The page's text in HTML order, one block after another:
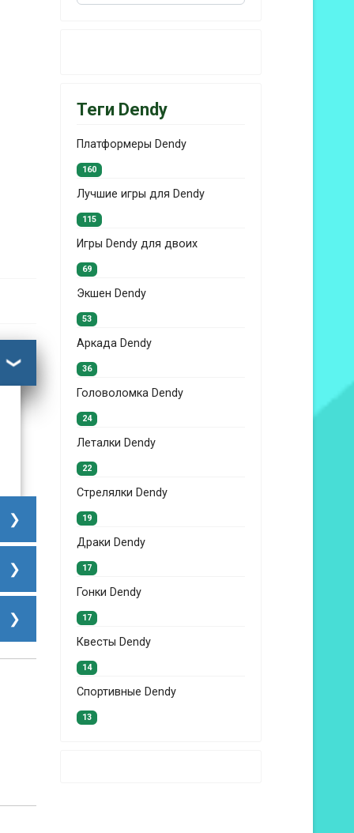
Теги Dendy
Платформеры Dendy
160
Лучшие игры для Dendy
115
Игры Dendy для двоих
69
Экшен Dendy
53
Аркада Dendy
36
Головоломка Dendy
24
Леталки Dendy
22
Стрелялки Dendy
19
Драки Dendy
17
Гонки Dendy
17
Квесты Dendy
14
Спортивные Dendy
13